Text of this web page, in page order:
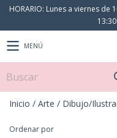
HORARIO: Lunes a viernes de
MENÚ
Inicio / Arte / Dibujo/
Ordenar por